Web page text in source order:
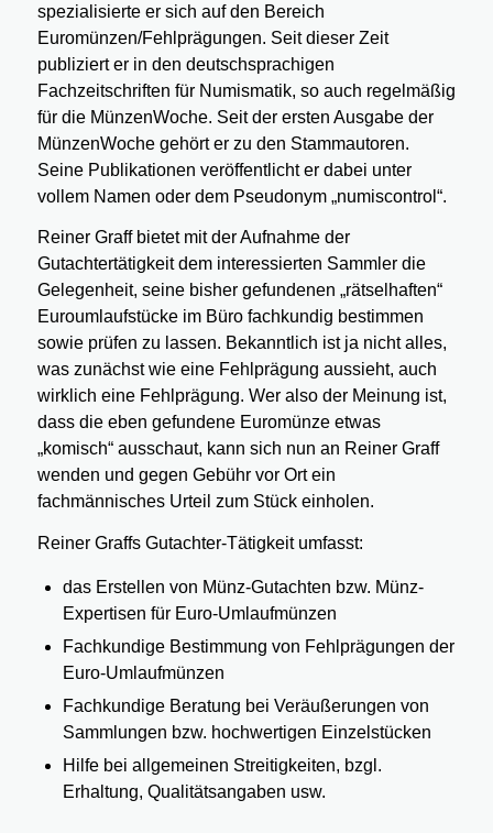
spezialisierte er sich auf den Bereich
Euromünzen/Fehlprägungen. Seit dieser Zeit
publiziert er in den deutschsprachigen
Fachzeitschriften für Numismatik, so auch regelmäßig
für die MünzenWoche. Seit der ersten Ausgabe der
MünzenWoche gehört er zu den Stammautoren.
Seine Publikationen veröffentlicht er dabei unter
vollem Namen oder dem Pseudonym „numiscontrol“.
Reiner Graff bietet mit der Aufnahme der
Gutachtertätigkeit dem interessierten Sammler die
Gelegenheit, seine bisher gefundenen „rätselhaften“
Euroumlaufstücke im Büro fachkundig bestimmen
sowie prüfen zu lassen. Bekanntlich ist ja nicht alles,
was zunächst wie eine Fehlprägung aussieht, auch
wirklich eine Fehlprägung. Wer also der Meinung ist,
dass die eben gefundene Euromünze etwas
„komisch“ ausschaut, kann sich nun an Reiner Graff
wenden und gegen Gebühr vor Ort ein
fachmännisches Urteil zum Stück einholen.
Reiner Graffs Gutachter-Tätigkeit umfasst:
das Erstellen von Münz-Gutachten bzw. Münz-
Expertisen für Euro-Umlaufmünzen
Fachkundige Bestimmung von Fehlprägungen der
Euro-Umlaufmünzen
Fachkundige Beratung bei Veräußerungen von
Sammlungen bzw. hochwertigen Einzelstücken
Hilfe bei allgemeinen Streitigkeiten, bzgl.
Erhaltung, Qualitätsangaben usw.